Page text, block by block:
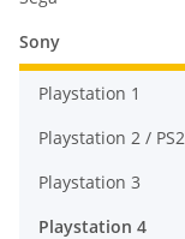
Sony
Playstation 1
Playstation 2 / PS2
Playstation 3
Playstation 4